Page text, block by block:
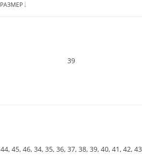
РАЗМЕР
39
44, 45, 46, 34, 35, 36, 37, 38, 39, 40, 41, 42, 43